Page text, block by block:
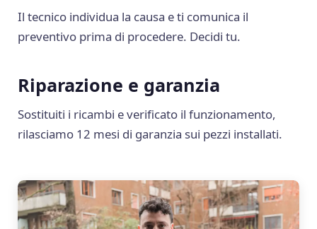
Il tecnico individua la causa e ti comunica il
preventivo prima di procedere. Decidi tu.
Riparazione e garanzia
Sostituiti i ricambi e verificato il funzionamento,
rilasciamo 12 mesi di garanzia sui pezzi installati.